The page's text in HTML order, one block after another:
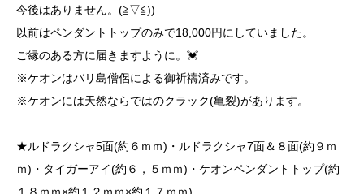
今後はありません。(≧▽≦))
以前はペンダントトップのみで18,000円にしていました。
ご縁のある方に届きますように。💓
※ケオンはバリ島僧侶による御祈禱済みです。
※ケオンには天然ならではのクラック(亀裂)があります。
★ルドラクシャ5面(約６ｍｍ)・ルドラクシャ7面＆８面(約９ｍ
ｍ)・タイガーアイ(約６，５ｍｍ)・ケオンペンダントトップ(約